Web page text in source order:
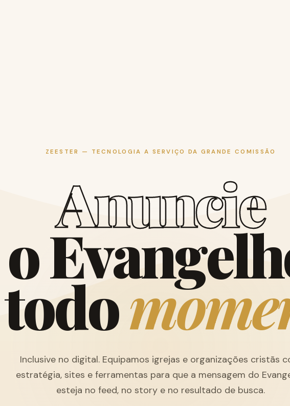
ZEESTER — TECNOLOGIA A SERVIÇO DA GRANDE COMISSÃO
Anuncie
oEvangelh
todomome
Inclusive no digital. Equipamos igrejas e organizações cristãs
estratégia, sites e ferramentas para que a mensagem do
esteja no feed, no story e no resultado de busca.